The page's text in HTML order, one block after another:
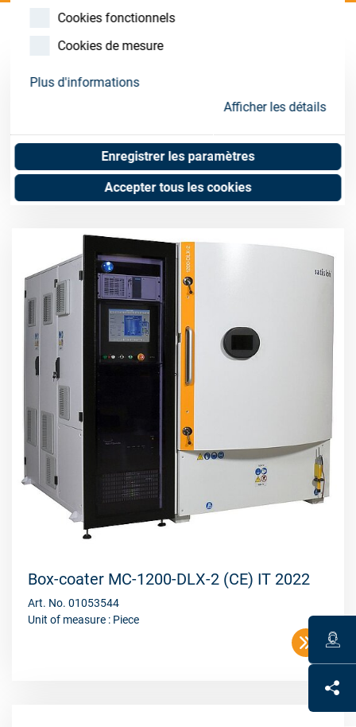
Cookies fonctionnels
Cookies de mesure
Plus d'informations
Afficher les détails
Enregistrer les paramètres
Accepter tous les cookies
Box Coater 1200 DLF / DLX
1200DLX-2 Box Coater (CE) Luxottica
Unit of measure : Piece
Box-coater MC-1200-DLX-2 (CE) IT 2022
Art. No. 01053544
Unit of measure : Piece